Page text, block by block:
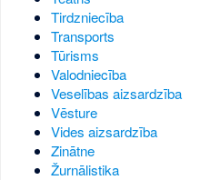
Tirdzniecība
Transports
Tūrisms
Valodniecība
Veselības aizsardzība
Vēsture
Vides aizsardzība
Zinātne
Žurnālistika